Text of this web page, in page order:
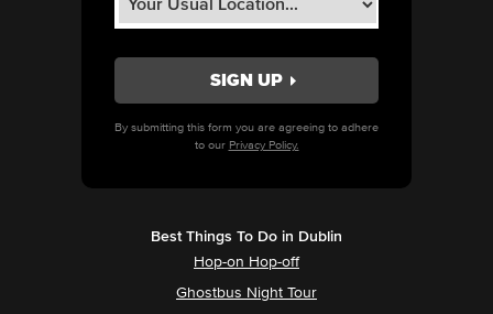
By submitting this form you are agreeing to adhere
to our Privacy Policy.
Best Things To Do in Dublin
Hop-on Hop-off
Ghostbus Night Tour